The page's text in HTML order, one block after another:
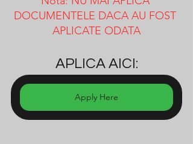
DOCUMENTELE DACA AU FOST
APLICATE ODATA
APLICA AICI:
Apply Here